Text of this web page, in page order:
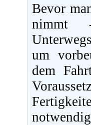
Bevor
um
dem